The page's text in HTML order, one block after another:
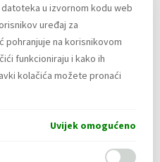
u izvornom kodu web
uređaj za
na korisnikovom
funkcioniraju i kako ih
kolačića možete pronaći
Uvijek omogućeno